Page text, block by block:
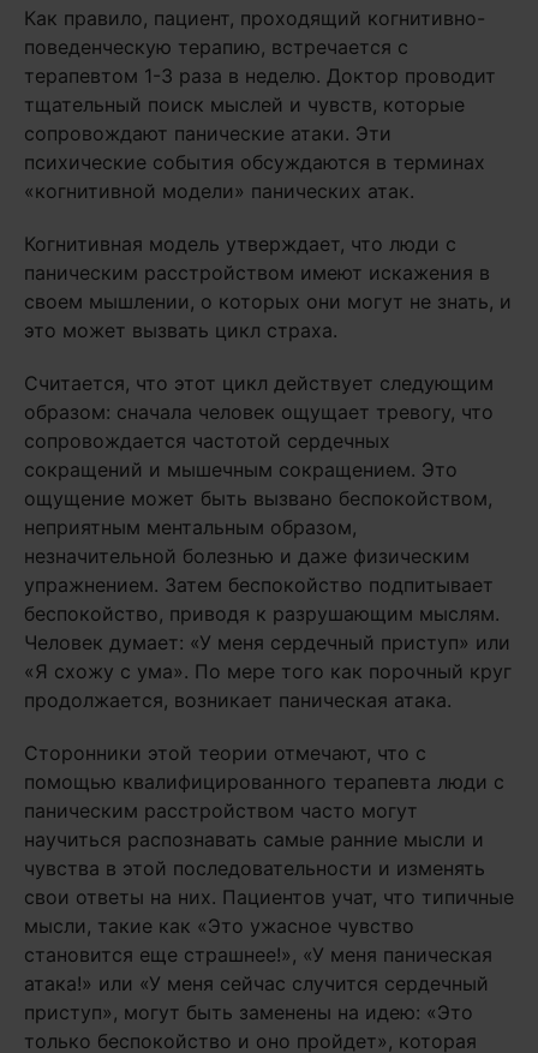
Как правило, пациент, проходящий когнитивно-
поведенческую терапию, встречается с
терапевтом 1-3 раза в неделю. Доктор проводит
тщательный поиск мыслей и чувств, которые
сопровождают панические атаки. Эти
психические события обсуждаются в терминах
«когнитивной модели» панических атак.
Когнитивная модель утверждает, что люди с
паническим расстройством имеют искажения в
своем мышлении, о которых они могут не знать, и
это может вызвать цикл страха.
Считается, что этот цикл действует следующим
образом: сначала человек ощущает тревогу, что
сопровождается частотой сердечных
сокращений и мышечным сокращением. Это
ощущение может быть вызвано беспокойством,
неприятным ментальным образом,
незначительной болезнью и даже физическим
упражнением. Затем беспокойство подпитывает
беспокойство, приводя к разрушающим мыслям.
Человек думает: «У меня сердечный приступ» или
«Я схожу с ума». По мере того как порочный круг
продолжается, возникает паническая атака.
Сторонники этой теории отмечают, что с
помощью квалифицированного терапевта люди с
паническим расстройством часто могут
научиться распознавать самые ранние мысли и
чувства в этой последовательности и изменять
свои ответы на них. Пациентов учат, что типичные
мысли, такие как «Это ужасное чувство
становится еще страшнее!», «У меня паническая
атака!» или «У меня сейчас случится сердечный
приступ», могут быть заменены на идею: «Это
только беспокойство и оно пройдет», которая